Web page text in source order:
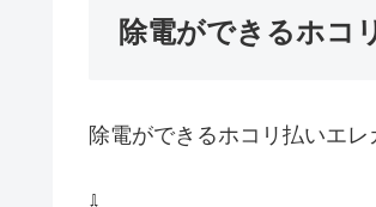
除電ができるホコ
除電ができるホコリ払いエ